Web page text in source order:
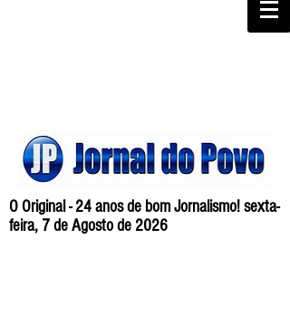
O Original - 24 anos de bom Jornalismo! sexta-
feira, 7 de Agosto de 2026